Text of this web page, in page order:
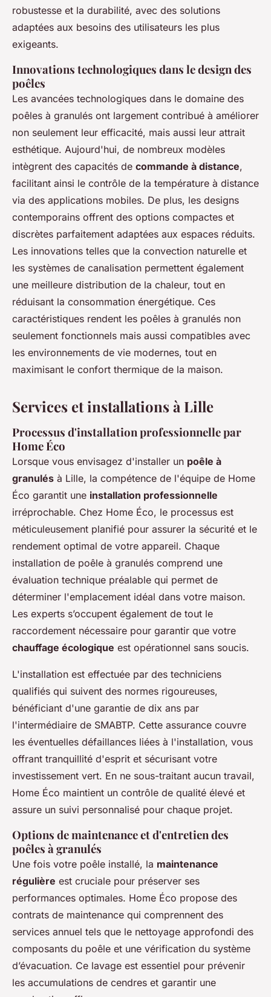
robustesse et la durabilité, avec des solutions
adaptées aux besoins des utilisateurs les plus
exigeants.
Innovations technologiques dans le design des
poêles
Les avancées technologiques dans le domaine des
poêles à granulés ont largement contribué à améliorer
non seulement leur efficacité, mais aussi leur attrait
esthétique. Aujourd'hui, de nombreux modèles
intègrent des capacités de commande à distance,
facilitant ainsi le contrôle de la température à distance
via des applications mobiles. De plus, les designs
contemporains offrent des options compactes et
discrètes parfaitement adaptées aux espaces réduits.
Les innovations telles que la convection naturelle et
les systèmes de canalisation permettent également
une meilleure distribution de la chaleur, tout en
réduisant la consommation énergétique. Ces
caractéristiques rendent les poêles à granulés non
seulement fonctionnels mais aussi compatibles avec
les environnements de vie modernes, tout en
maximisant le confort thermique de la maison.
Services et installations à Lille
Processus d'installation professionnelle par
Home Éco
Lorsque vous envisagez d'installer un poêle à
granulés à Lille, la compétence de l'équipe de Home
Éco garantit une installation professionnelle
irréprochable. Chez Home Éco, le processus est
méticuleusement planifié pour assurer la sécurité et le
rendement optimal de votre appareil. Chaque
installation de poêle à granulés comprend une
évaluation technique préalable qui permet de
déterminer l'emplacement idéal dans votre maison.
Les experts s’occupent également de tout le
raccordement nécessaire pour garantir que votre
chauffage écologique est opérationnel sans soucis.
L'installation est effectuée par des techniciens
qualifiés qui suivent des normes rigoureuses,
bénéficiant d'une garantie de dix ans par
l'intermédiaire de SMABTP. Cette assurance couvre
les éventuelles défaillances liées à l'installation, vous
offrant tranquillité d'esprit et sécurisant votre
investissement vert. En ne sous-traitant aucun travail,
Home Éco maintient un contrôle de qualité élevé et
assure un suivi personnalisé pour chaque projet.
Options de maintenance et d'entretien des
poêles à granulés
Une fois votre poêle installé, la maintenance
régulière est cruciale pour préserver ses
performances optimales. Home Éco propose des
contrats de maintenance qui comprennent des
services annuel tels que le nettoyage approfondi des
composants du poêle et une vérification du système
d’évacuation. Ce lavage est essentiel pour prévenir
les accumulations de cendres et garantir une